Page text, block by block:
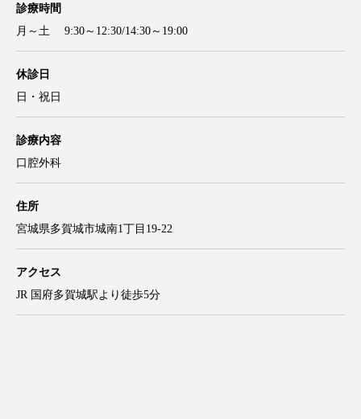
診療時間
月～土 9:30～12:30/14:30～19:00
休診日
日・祝日
診療内容
口腔外科
住所
宮城県多賀城市城南1丁目19-22
アクセス
JR 国府多賀城駅より徒歩5分